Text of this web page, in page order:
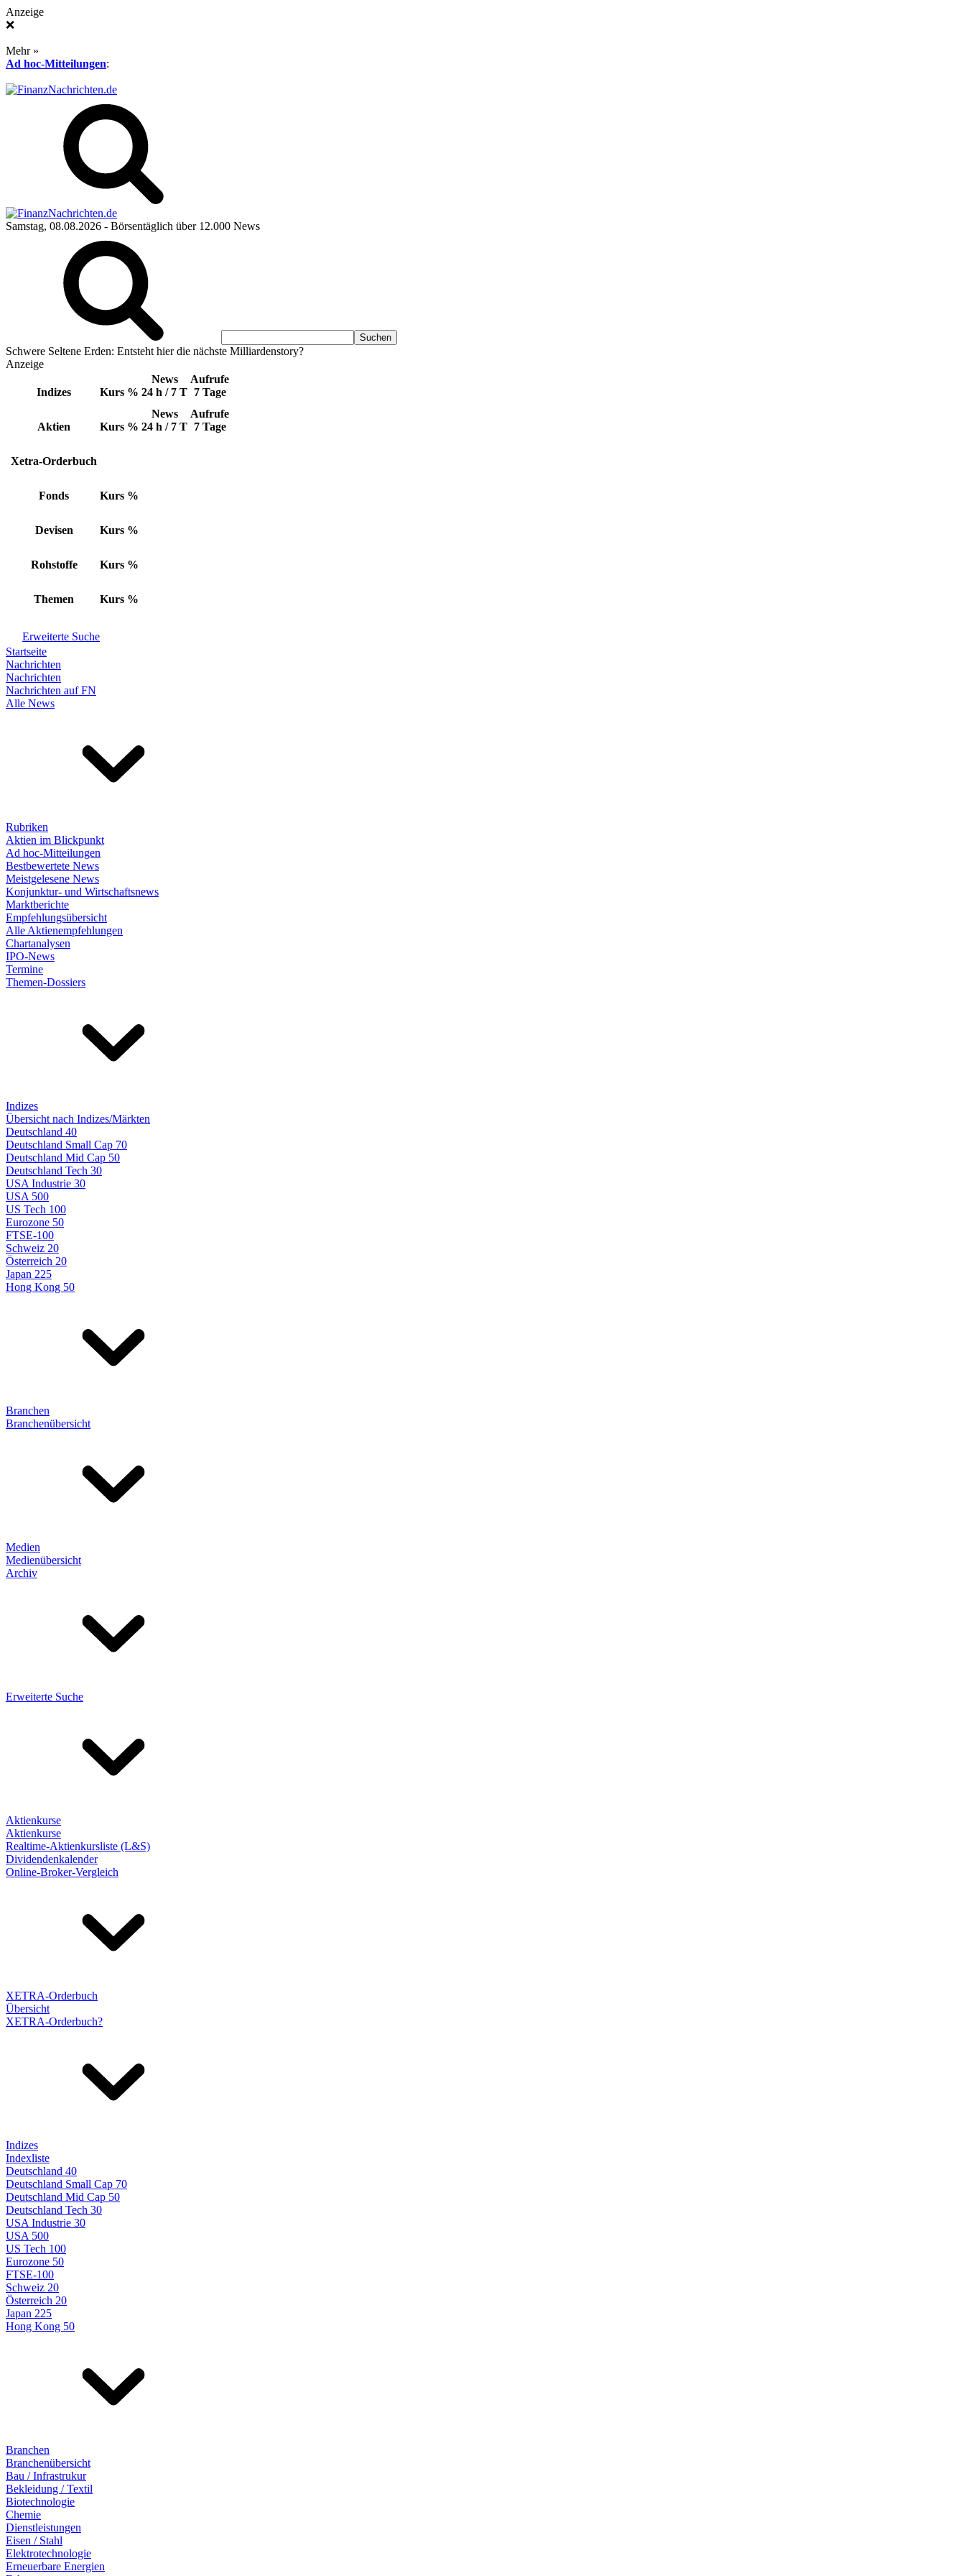
Anzeige
❌
Mehr »
Ad hoc-Mitteilungen:
Samstag, 08.08.2026 - Börsentäglich über 12.000 News
Schwere Seltene Erden: Entsteht hier die nächste Milliardenstory?
Anzeige
Indizes Kurs %
News
24 h / 7 T
Aufrufe
7 Tage
Aktien Kurs %
News
24 h / 7 T
Aufrufe
7 Tage
Xetra-Orderbuch
Fonds Kurs %
Devisen Kurs %
Rohstoffe Kurs %
Themen Kurs %
Erweiterte Suche
Startseite
Nachrichten
Nachrichten
Nachrichten auf FN
Alle News
Rubriken
Aktien im Blickpunkt
Ad hoc-Mitteilungen
Bestbewertete News
Meistgelesene News
Konjunktur- und Wirtschaftsnews
Marktberichte
Empfehlungsübersicht
Alle Aktienempfehlungen
Chartanalysen
IPO-News
Termine
Themen-Dossiers
Indizes
Übersicht nach Indizes/Märkten
Deutschland 40
Deutschland Small Cap 70
Deutschland Mid Cap 50
Deutschland Tech 30
USA Industrie 30
USA 500
US Tech 100
Eurozone 50
FTSE-100
Schweiz 20
Österreich 20
Japan 225
Hong Kong 50
Branchen
Branchenübersicht
Medien
Medienübersicht
Archiv
Erweiterte Suche
Aktienkurse
Aktienkurse
Realtime-Aktienkursliste (L&S)
Dividendenkalender
Online-Broker-Vergleich
XETRA-Orderbuch
Übersicht
XETRA-Orderbuch?
Indizes
Indexliste
Deutschland 40
Deutschland Small Cap 70
Deutschland Mid Cap 50
Deutschland Tech 30
USA Industrie 30
USA 500
US Tech 100
Eurozone 50
FTSE-100
Schweiz 20
Österreich 20
Japan 225
Hong Kong 50
Branchen
Branchenübersicht
Bau / Infrastrukur
Bekleidung / Textil
Biotechnologie
Chemie
Dienstleistungen
Eisen / Stahl
Elektrotechnologie
Erneuerbare Energien